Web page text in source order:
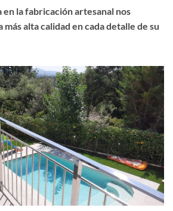
la fabricación artesanal nos
alta calidad en cada detalle de su